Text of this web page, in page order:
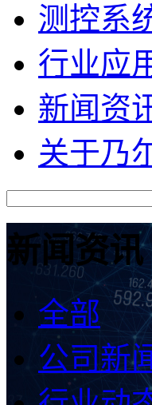
测控系
行业应
新闻资
关于乃
新闻资讯
全部
公司新